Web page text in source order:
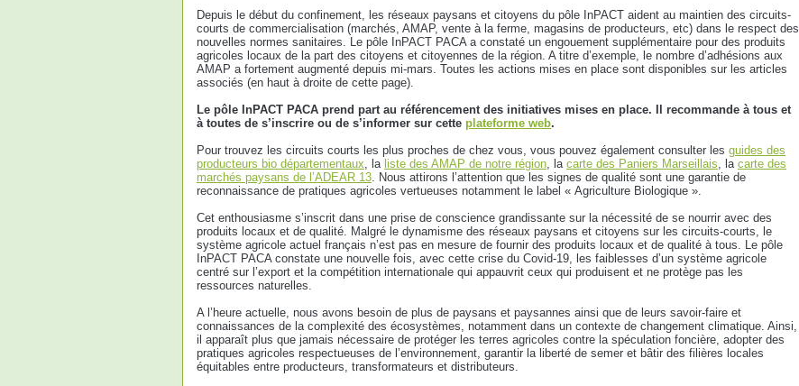
Depuis le début du confinement, les réseaux paysans et citoyens du pôle InPACT aident au maintien des circuits-
courts de commercialisation (marchés, AMAP, vente à la ferme, magasins de producteurs, etc) dans le respect des
nouvelles normes sanitaires. Le pôle InPACT PACA a constaté un engouement supplémentaire pour des produits
agricoles locaux de la part des citoyens et citoyennes de la région. A titre d’exemple, le nombre d’adhésions aux
AMAP a fortement augmenté depuis mi-mars. Toutes les actions mises en place sont disponibles sur les articles
associés (en haut à droite de cette page).
Le pôle InPACT PACA prend part au référencement des initiatives mises en place. Il recommande à tous et
à toutes de s’inscrire ou de s’informer sur cette plateforme web.
Pour trouvez les circuits courts les plus proches de chez vous, vous pouvez également consulter les guides des
producteurs bio départementaux, la liste des AMAP de notre région, la carte des Paniers Marseillais, la carte des
marchés paysans de l’ADEAR 13. Nous attirons l’attention que les signes de qualité sont une garantie de
reconnaissance de pratiques agricoles vertueuses notamment le label « Agriculture Biologique ».
Cet enthousiasme s’inscrit dans une prise de conscience grandissante sur la nécessité de se nourrir avec des
produits locaux et de qualité. Malgré le dynamisme des réseaux paysans et citoyens sur les circuits-courts, le
système agricole actuel français n’est pas en mesure de fournir des produits locaux et de qualité à tous. Le pôle
InPACT PACA constate une nouvelle fois, avec cette crise du Covid-19, les faiblesses d’un système agricole
centré sur l’export et la compétition internationale qui appauvrit ceux qui produisent et ne protège pas les
ressources naturelles.
A l’heure actuelle, nous avons besoin de plus de paysans et paysannes ainsi que de leurs savoir-faire et
connaissances de la complexité des écosystèmes, notamment dans un contexte de changement climatique. Ainsi,
il apparaît plus que jamais nécessaire de protéger les terres agricoles contre la spéculation foncière, adopter des
pratiques agricoles respectueuses de l’environnement, garantir la liberté de semer et bâtir des filières locales
équitables entre producteurs, transformateurs et distributeurs.